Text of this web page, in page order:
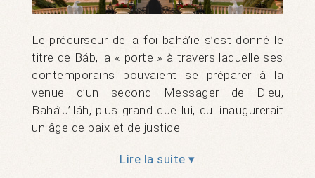
Le précurseur de la foi bahá’ie s’est donné le
titre de Báb, la « porte » à travers laquelle ses
contemporains pouvaient se préparer à la
venue d’un second Messager de Dieu,
Bahá’u’lláh, plus grand que lui, qui inaugurerait
un âge de paix et de justice.
Lire la suite ▾